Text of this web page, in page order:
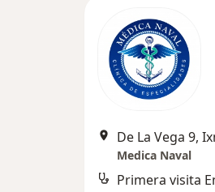
De La Vega 9,
Medica Naval
Primera visita